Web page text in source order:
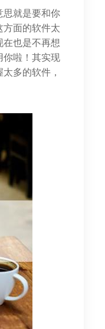
思就是要和你
方面的软件太
在也是不再想
你啦！其实现
多的软件，